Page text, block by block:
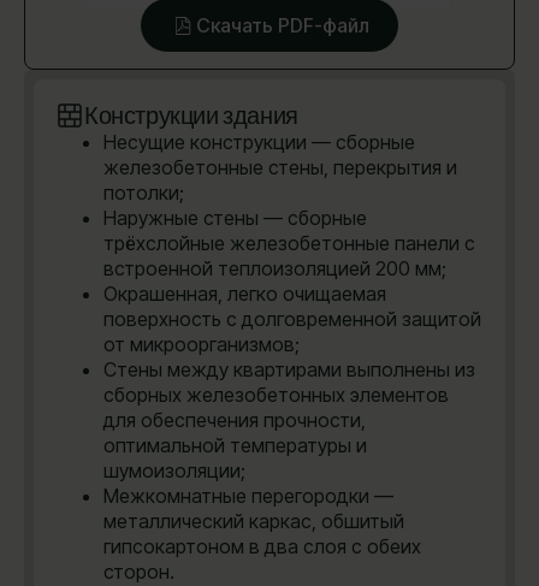
Скачать PDF-файл
Конструкции здания
Несущие конструкции — сборные
железобетонные стены, перекрытия и
потолки;
Наружные стены — сборные
трёхслойные железобетонные панели с
встроенной теплоизоляцией 200 мм;
Окрашенная, легко очищаемая
поверхность с долговременной защитой
от микроорганизмов;
Стены между квартирами выполнены из
сборных железобетонных элементов
для обеспечения прочности,
оптимальной температуры и
шумоизоляции;
Межкомнатные перегородки —
металлический каркас, обшитый
гипсокартоном в два слоя с обеих
сторон.